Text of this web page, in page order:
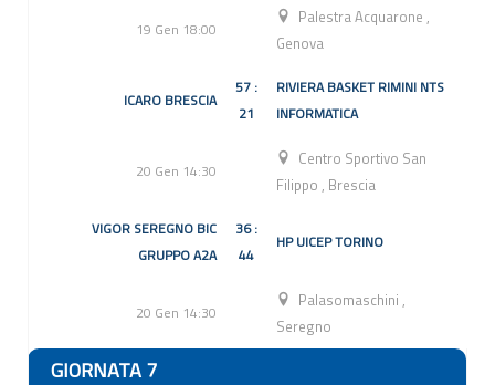
19 Gen 18:00
Palestra Acquarone,
Genova
ICARO BRESCIA
57 :
21
RIVIERA BASKET RIMINI NTS
INFORMATICA
20 Gen 14:30
Centro Sportivo San
Filippo , Brescia
VIGOR SEREGNO BIC
GRUPPO A2A
36 :
44
HP UICEP TORINO
20 Gen 14:30
Palasomaschini,
Seregno
GIORNATA 7